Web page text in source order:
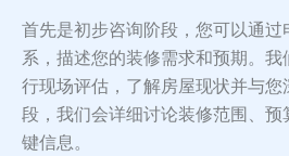
首先是初步咨询阶段，您可以通
系，描述您的装修需求和预期。
行现场评估，了解房屋现状并与
段，我们会详细讨论装修范围、
键信息。